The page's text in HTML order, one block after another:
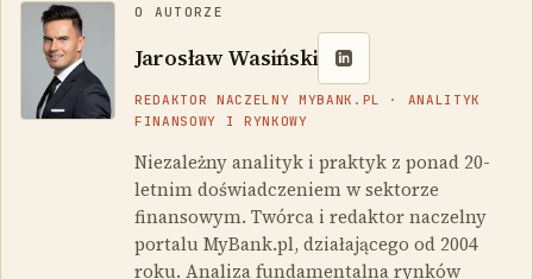
O AUTORZE
Jarosław Wasiński
REDAKTOR NACZELNY MYBANK.PL · ANALITYK
FINANSOWY I RYNKOWY
Niezależny analityk i praktyk z ponad 20-
letnim doświadczeniem w sektorze
finansowym. Twórca i redaktor naczelny
portalu MyBank.pl, działającego od 2004
roku. Analiza fundamentalna rynków